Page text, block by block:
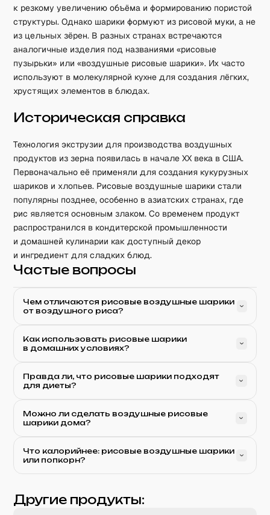
к резкому увеличению объёма и формированию пористой
структуры. Однако шарики формуют из рисовой муки, а не
из цельных зёрен. В разных странах встречаются
аналогичные изделия под названиями «рисовые
пузырьки» или «воздушные рисовые шарики». Их часто
используют в молекулярной кухне для создания лёгких,
хрустящих элементов в блюдах.
Историческая справка
Технология экструзии для производства воздушных
продуктов из зерна появилась в начале XX века в США.
Первоначально её применяли для создания кукурузных
шариков и хлопьев. Рисовые воздушные шарики стали
популярны позднее, особенно в азиатских странах, где
рис является основным злаком. Со временем продукт
распространился в кондитерской промышленности
и домашней кулинарии как доступный декор
и ингредиент для сладких блюд.
Частые вопросы
Чем отличаются рисовые воздушные шарики
от воздушного риса?
Как использовать рисовые шарики
в домашних условиях?
Правда ли, что рисовые шарики подходят
для диеты?
Можно ли сделать воздушные рисовые
шарики дома?
Что калорийнее: рисовые воздушные шарики
или попкорн?
Другие продукты: